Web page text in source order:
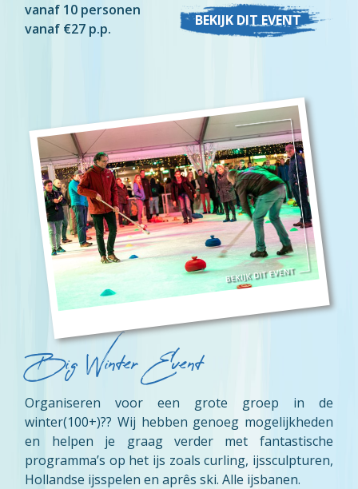
vanaf 10 personen
vanaf €27 p.p.
BEKIJK DIT EVENT
Big Winter Event
Organiseren voor een grote groep in de
winter(100+)?? Wij hebben genoeg mogelijkheden
en helpen je graag verder met fantastische
programma’s op het ijs zoals curling, ijssculpturen,
Hollandse ijsspelen en aprês ski. Alle ijsbanen.